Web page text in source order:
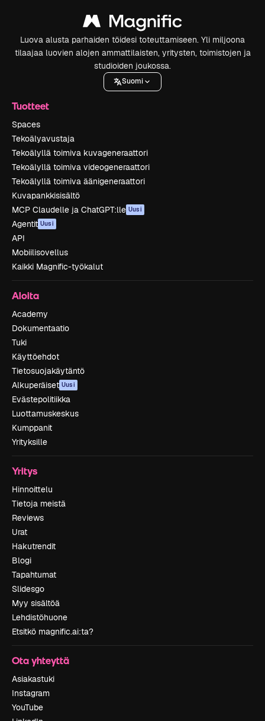
Luova alusta parhaiden töidesi toteuttamiseen. Yli miljoona
tilaajaa luovien alojen ammattilaisten, yritysten, toimistojen ja
studioiden joukossa.
Suomi
Tuotteet
Spaces
Tekoälyavustaja
Tekoälyllä toimiva kuvageneraattori
Tekoälyllä toimiva videogeneraattori
Tekoälyllä toimiva äänigeneraattori
Kuvapankkisisältö
MCP Claudelle ja ChatGPT:lle Uusi
Agentit Uusi
API
Mobiilisovellus
Kaikki Magnific-työkalut
Aloita
Academy
Dokumentaatio
Tuki
Käyttöehdot
Tietosuojakäytäntö
Alkuperäiset Uusi
Evästepolitiikka
Luottamuskeskus
Kumppanit
Yrityksille
Yritys
Hinnoittelu
Tietoja meistä
Reviews
Urat
Hakutrendit
Blogi
Tapahtumat
Slidesgo
Myy sisältöä
Lehdistöhuone
Etsitkö magnific.ai:ta?
Ota yhteyttä
Asiakastuki
Instagram
YouTube